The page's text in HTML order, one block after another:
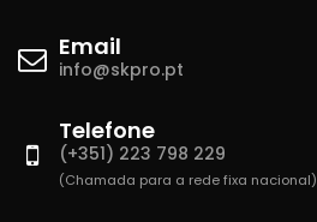
Email
info@skpro.pt
Telefone
(+351) 223 798 229
(Chamada para a rede fixa nacional)